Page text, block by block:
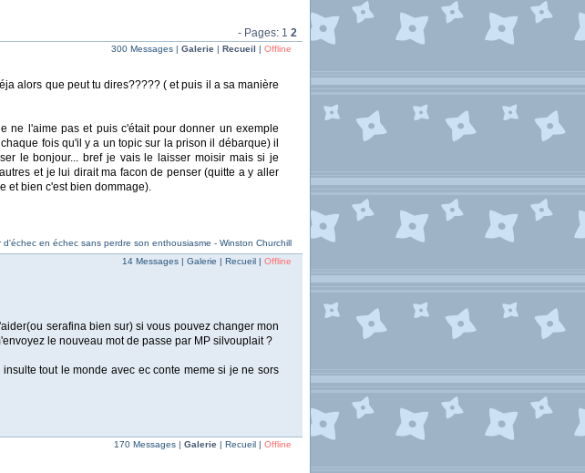
- Pages: 1 2
300 Messages | Galerie | Recueil | Offline
alors que peut tu dires????? ( et puis il a sa manière
ne l'aime pas et puis c'était pour donner un exemple
fois qu'il y a un topic sur la prison il débarque) il
le bonjour... bref je vais le laisser moisir mais si je
et je lui dirait ma facon de penser (quitte a y aller
et bien c'est bien dommage).
d'échec en échec sans perdre son enthousiasme - Winston Churchill
14 Messages | Galerie | Recueil | Offline
serafina bien sur) si vous pouvez changer mon
le nouveau mot de passe par MP silvouplait ?
tout le monde avec ec conte meme si je ne sors
170 Messages | Galerie | Recueil | Offline